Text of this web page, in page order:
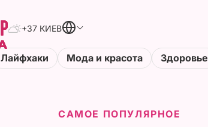
+37 КИЕВ
Лайфхаки Мода и красота Здоровье
САМОЕ ПОПУЛЯРНОЕ